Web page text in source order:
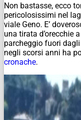
Non bastasse, ecco
pericolosissimi nel
viale Geno. E’
una tirata d’orecchie
parcheggio fuori
negli scorsi anni ha
cronache.